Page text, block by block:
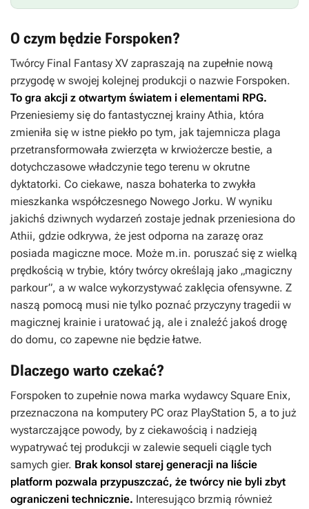
O czym będzie Forspoken?
Twórcy Final Fantasy XV zapraszają na zupełnie nową
przygodę w swojej kolejnej produkcji o nazwie Forspoken.
To gra akcji z otwartym światem i elementami RPG.
Przeniesiemy się do fantastycznej krainy Athia, która
zmieniła się w istne piekło po tym, jak tajemnicza plaga
przetransformowała zwierzęta w krwiożercze bestie, a
dotychczasowe władczynie tego terenu w okrutne
dyktatorki. Co ciekawe, nasza bohaterka to zwykła
mieszkanka współczesnego Nowego Jorku. W wyniku
jakichś dziwnych wydarzeń zostaje jednak przeniesiona do
Athii, gdzie odkrywa, że jest odporna na zarazę oraz
posiada magiczne moce. Może m.in. poruszać się z wielką
prędkością w trybie, który twórcy określają jako „magiczny
parkour”, a w walce wykorzystywać zaklęcia ofensywne. Z
naszą pomocą musi nie tylko poznać przyczyny tragedii w
magicznej krainie i uratować ją, ale i znaleźć jakoś drogę
do domu, co zapewne nie będzie łatwe.
Dlaczego warto czekać?
Forspoken to zupełnie nowa marka wydawcy Square Enix,
przeznaczona na komputery PC oraz PlayStation 5, a to już
wystarczające powody, by z ciekawością i nadzieją
wypatrywać tej produkcji w zalewie sequeli ciągle tych
samych gier. Brak konsol starej generacji na liście
platform pozwala przypuszczać, że twórcy nie byli zbyt
ograniczeni technicznie. Interesująco brzmią również